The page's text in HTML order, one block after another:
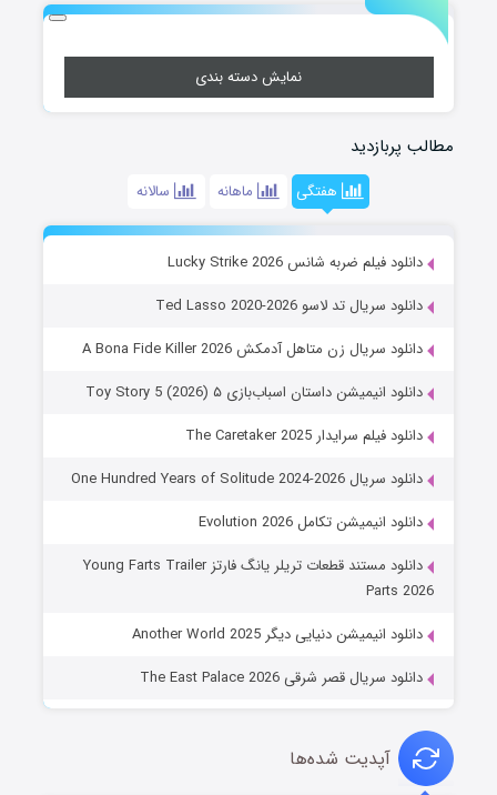
نمایش دسته بندی
مطالب پربازدید
هفتگی ماهانه سالانه
دانلود فیلم ضربه شانس Lucky Strike 2026
دانلود سریال تد لاسو Ted Lasso 2020-2026
دانلود سریال زن متاهل آدمکش A Bona Fide Killer 2026
دانلود انیمیشن داستان اسباب‌بازی ۵ Toy Story 5 (2026)
دانلود فیلم سرایدار The Caretaker 2025
دانلود سریال One Hundred Years of Solitude 2024-2026
دانلود انیمیشن تکامل Evolution 2026
دانلود مستند قطعات تریلر یانگ فارتز Young Farts Trailer
Parts 2026
دانلود انیمیشن دنیایی دیگر Another World 2025
دانلود سریال قصر شرقی The East Palace 2026
آپدیت شده‌ها